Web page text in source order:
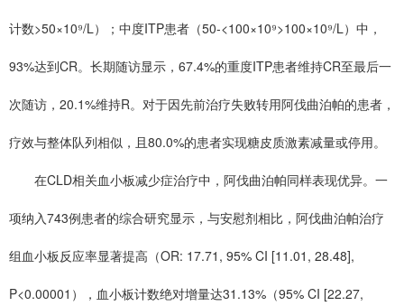
计数>50×10⁹/L）；中度ITP患者（50-<100×10⁹>100×10⁹/L）中，
93%达到CR。长期随访显示，67.4%的重度ITP患者维持CR至最后一
次随访，20.1%维持R。对于因先前治疗失败转用阿伐曲泊帕的患者，
疗效与整体队列相似，且80.0%的患者实现糖皮质激素减量或停用。
在CLD相关血小板减少症治疗中，阿伐曲泊帕同样表现优异。一
项纳入743例患者的综合研究显示，与安慰剂相比，阿伐曲泊帕治疗
组血小板反应率显著提高（OR: 17.71, 95% CI [11.01, 28.48],
P<0.00001），血小板计数绝对增量达31.13%（95% CI [22.27,